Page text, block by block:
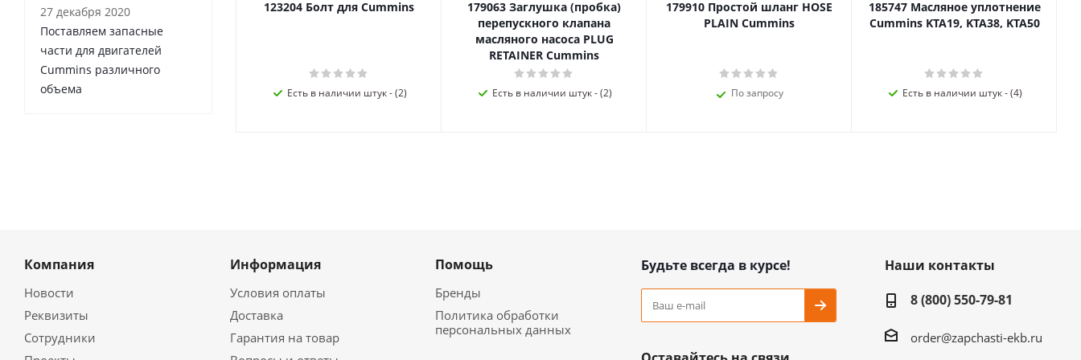
123204 Болт для Cummins
Есть в наличии штук - (2)
179063 Заглушка (пробка)
перепускного клапана
масляного насоса PLUG
RETAINER Cummins
Есть в наличии штук - (2)
179910 Простой шланг HOSE
PLAIN Cummins
По запросу
185747 Масляное уплотнение
Cummins KTA19, KTA38, KTA50
Есть в наличии штук - (4)
27 декабря 2020
Поставляем запасные
части для двигателей
Cummins различного
объема
Компания
Новости
Реквизиты
Сотрудники
Информация
Условия оплаты
Доставка
Гарантия на товар
Помощь
Бренды
Политика обработки
персональных данных
Будьте всегда в курсе!
Наши контакты
8 (800) 550-79-81
order@zapchasti-ekb.ru